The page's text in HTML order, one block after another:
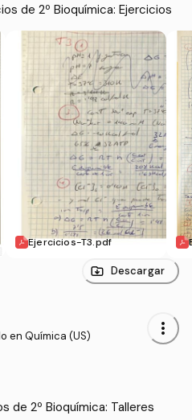
de 2º Bioquímica: Ejercicios
Ejercicios-T3.pdf
Descargar
en Química (US) more_vert
de 2º Bioquímica: Talleres